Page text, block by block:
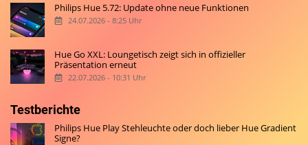
Philips Hue 5.72: Update ohne neue Funktionen
24.07.2026 - 8:25 Uhr
Hue Go XXL: Loungetisch zeigt sich in offizieller
Präsentation erneut
22.07.2026 - 10:31 Uhr
Testberichte
Philips Hue Play Stehleuchte oder doch lieber Hue Gradient
Signe?